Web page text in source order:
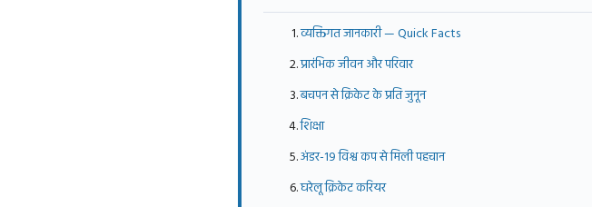
व्यक्तिगत जानकारी — Quick Facts
प्रारंभिक जीवन और परिवार
बचपन से क्रिकेट के प्रति जुनून
शिक्षा
अंडर-19 विश्व कप से मिली पहचान
घरेलू क्रिकेट करियर